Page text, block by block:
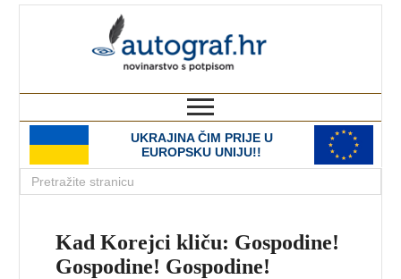
UKRAJINA ČIM PRIJE U
EUROPSKU UNIJU!!
Kad Korejci kliču: Gospodine!
Gospodine! Gospodine!